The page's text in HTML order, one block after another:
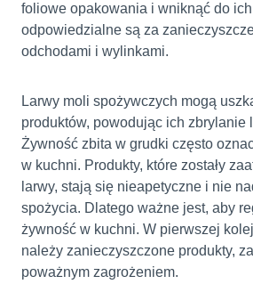
foliowe opakowania i wniknąć do
odpowiedzialne są za
odchodami i wylinkami.
Larwy moli spożywczych mogą
produktów, powodując ich zbrylanie
Żywność zbita w grudki często
w kuchni. Produkty, które zostały
larwy, stają się nieapetyczne i nie
spożycia. Dlatego ważne jest, aby
żywność w kuchni. W pierwszej
należy zanieczyszczone produkty,
poważnym zagrożeniem.